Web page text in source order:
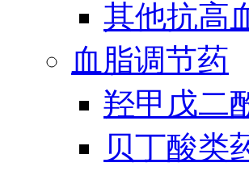
其他抗高
血脂调节药
羟甲戊二
贝丁酸类